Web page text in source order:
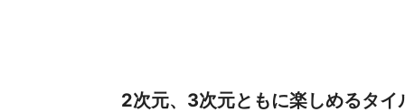
2次元、3次元ともに楽しめるタイ